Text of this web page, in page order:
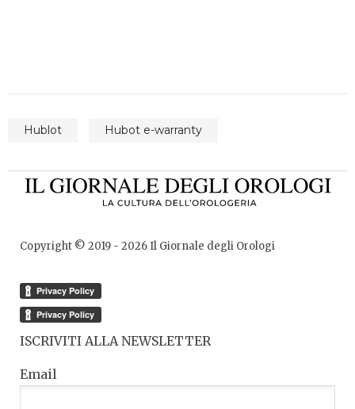
Hublot Hubot e-warranty
Copyright © 2019 - 2026Il Giornale degli Orologi
ISCRIVITI ALLA NEWSLETTER
Email